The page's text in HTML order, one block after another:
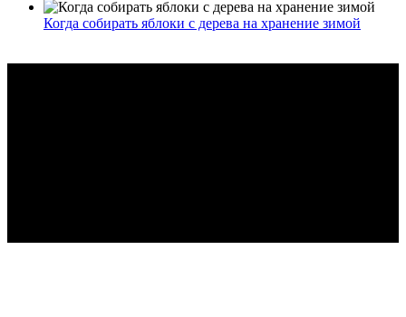
Когда собирать яблоки с дерева на хранение зимой